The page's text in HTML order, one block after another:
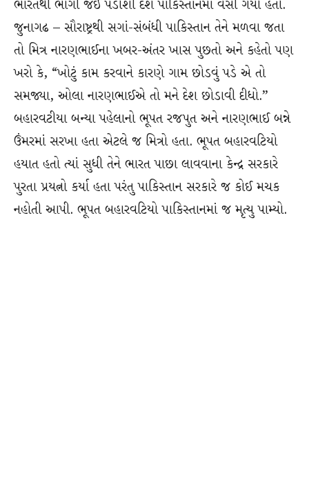
ભારતથી ભાગી જઈ પડોશી દેશ પાકિસ્તાનમાં વસી ગયો હતો.
જુનાગઢ – સૌરાષ્ટ્રથી સગાં-સંબંધી પાકિસ્તાન તેને મળવા જતા
તો મિત્ર નારણભાઈના ખબર-અંતર ખાસ પુછતો અને કહેતો પણ
ખરો કે, “ખોટું કામ કરવાને કારણે ગામ છોડવું પડે એ તો
સમજ્યા, ઓલા નારણભાઈએ તો મને દેશ છોડાવી દીધો.”
બહારવટીયા બન્યા પહેલાનો ભૂપત રજપુત અને નારણભાઈ બન્ને
ઉંમરમાં સરખા હતા એટલે જ મિત્રો હતા. ભૂપત બહારવટિયો
હયાત હતો ત્યાં સુધી તેને ભારત પાછા લાવવાના કેન્દ્ર સરકારે
પુરતા પ્રયત્નો કર્યા હતા પરંતુ પાકિસ્તાન સરકારે જ કોઈ મચક
નહોતી આપી. ભૂપત બહારવટિયો પાકિસ્તાનમાં જ મૃત્યુ પામ્યો.